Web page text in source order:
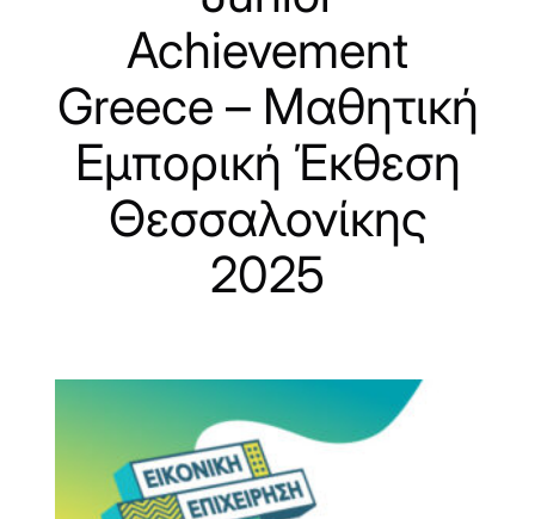
Achievement
Greece – Μαθητική
Εμπορική Έκθεση
Θεσσαλονίκης
2025